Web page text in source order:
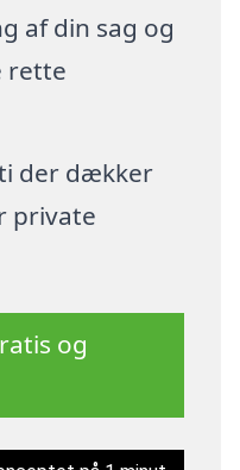
af din sag og
rette
der dækker
private
og